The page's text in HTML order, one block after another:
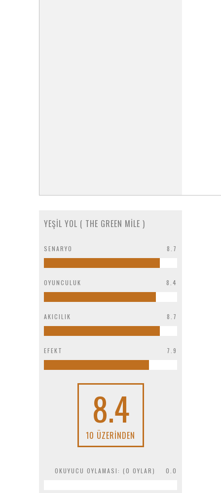
YEŞIL YOL ( THE GREEN MILE )
SENARYO 8.7
OYUNCULUK 8.4
AKICILIK 8.7
EFEKT 7.9
8.4
10 ÜZERINDEN
OKUYUCU OYLAMASI: (0 OYLAR) 0.0